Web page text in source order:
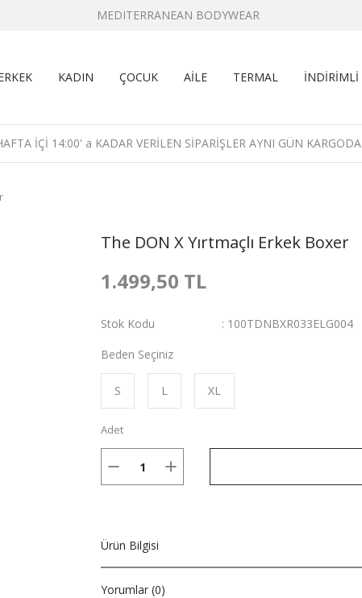
MEDITERRANEAN BODYWEAR
KADIN ÇOCUK AİLE TERMAL İNDİRİMLİ
İÇİ 14:00' a KADAR VERİLEN SİPARİŞLER AYNI GÜN KARGODA
The DON X Yırtmaçlı Erkek Boxer
1.499,50 TL
Stok Kodu
100TDNBXR033ELG004
Beden Seçiniz
S L XL
Adet
Ürün Bilgisi
Yorumlar (0)